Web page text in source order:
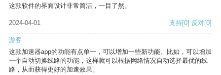
这款软件的界面设计非常简洁，一目了然。
2024-04-01 支持[0] 反对[0]
游客
这款加速器app的功能有点单一，可以增加一些新功能。比如，可以增加
一个自动切换线路的功能，这样就可以根据网络情况自动选择最优的线
路，从而获得更好的加速效果。